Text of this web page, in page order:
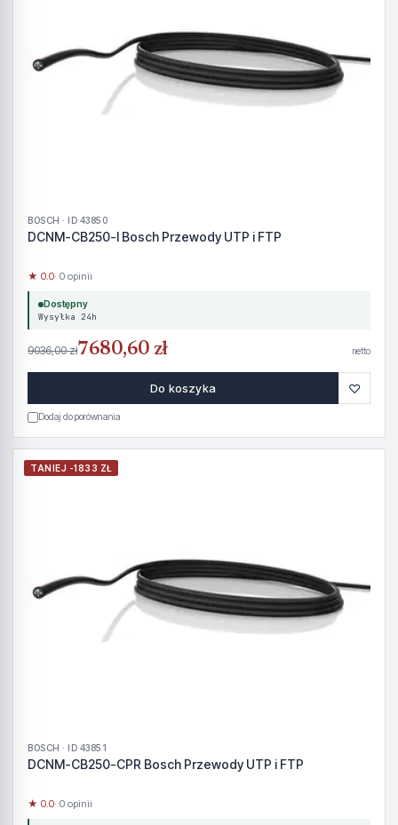
BOSCH · ID 43850
DCNM-CB250-I Bosch Przewody UTP i FTP
★ 0.0· 0 opinii
Dostępny
Wysyłka 24h
9036,00 zł7680,60 zł netto
Do koszyka ♡
Dodaj do porównania
TANIEJ -1833 ZŁ
BOSCH · ID 43851
DCNM-CB250-CPR Bosch Przewody UTP i FTP
★ 0.0· 0 opinii